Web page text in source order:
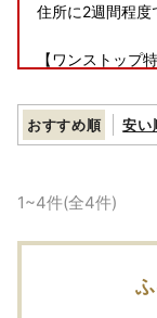
住所に2週間程度
【ワンストップ
は、受領書と同
※オンライン申
紙申請・オンラ
た翌年の【1月
また、マイナン
るまど」からオ
https://
おすすめ順 安い
1~4件(全4件)